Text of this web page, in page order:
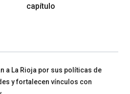
capítulo
a La Rioja por sus políticas de
y fortalecen vínculos con